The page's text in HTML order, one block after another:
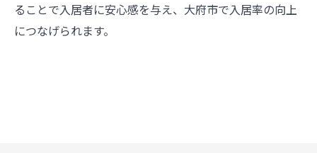
ることで入居者に安心感を与え、大府市で入居率の向上
につなげられます。